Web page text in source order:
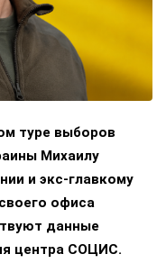
туре выборов
Михаилу
и экс-главкому
офиса
данные
центра СОЦИС.